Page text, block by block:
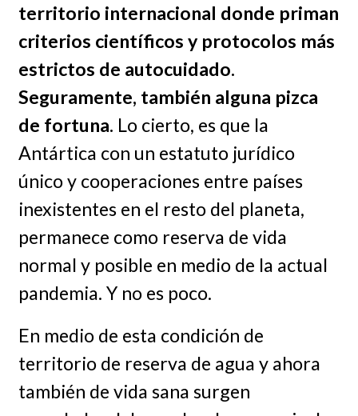
territorio internacional donde priman
criterios científicos y protocolos más
estrictos de autocuidado.
Seguramente, también alguna pizca
de fortuna. Lo cierto, es que la
Antártica con un estatuto jurídico
único y cooperaciones entre países
inexistentes en el resto del planeta,
permanece como reserva de vida
normal y posible en medio de la actual
pandemia. Y no es poco.
En medio de esta condición de
territorio de reserva de agua y ahora
también de vida sana surgen